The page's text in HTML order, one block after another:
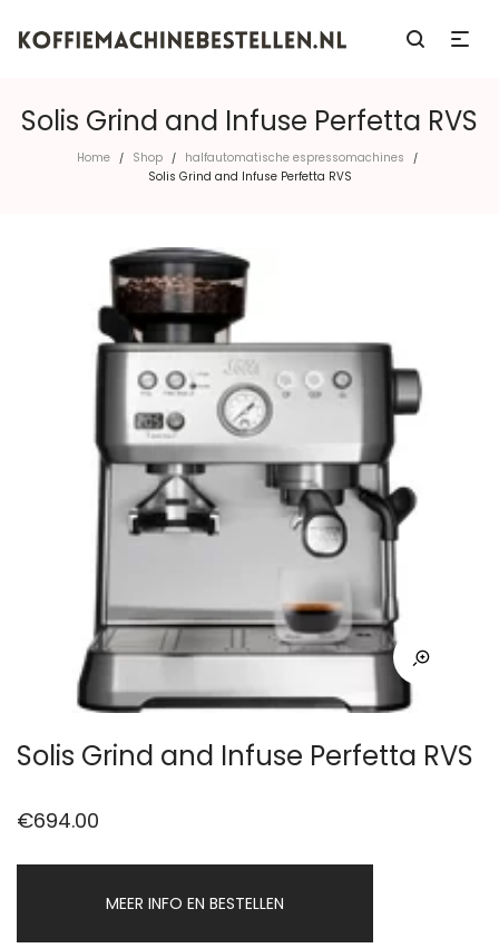
Solis Grind and Infuse Perfetta RVS
Home / Shop / halfautomatische espressomachines /
Solis Grind and Infuse Perfetta RVS
Solis Grind and Infuse Perfetta RVS
€694.00
MEER INFO EN BESTELLEN